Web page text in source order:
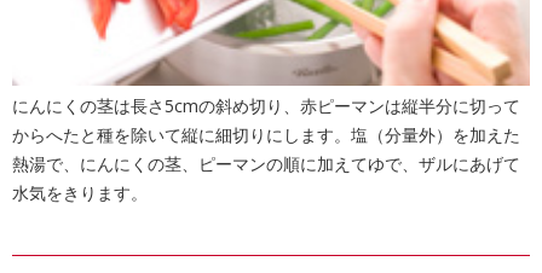
にんにくの茎は長さ5cmの斜め切り、赤ピーマンは縦半分に切って
からへたと種を除いて縦に細切りにします。塩（分量外）を加えた
熱湯で、にんにくの茎、ピーマンの順に加えてゆで、ザルにあげて
水気をきります。